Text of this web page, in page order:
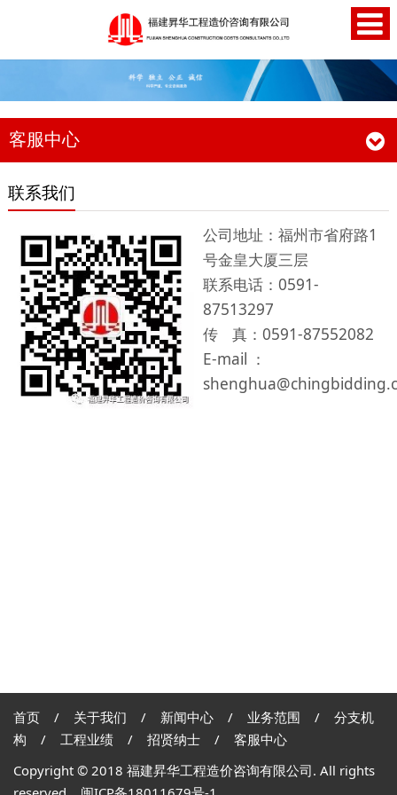
客服中心
联系我们
公司地址：福州市省府路1
号金皇大厦三层
联系电话：0591-
87513297
传 真：0591-87552082
E-mail ：
首页/ 关于我们 / 新闻中心/ 业务范围 / 分支机
构 / 工程业绩 / 招贤纳士 / 客服中心
Copyright © 2018 福建昇华工程造价咨询有限公司. All rights